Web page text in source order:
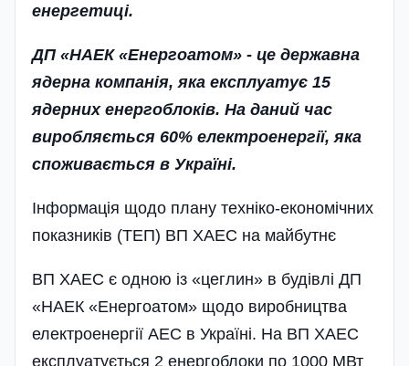
енергетиці.
ДП «НАЕК «Енергоатом» - це державна
ядерна компанія, яка експлуатує 15
ядерних енергоблоків. На даний час
виробляється 60% електроенергії, яка
споживається в Україні.
Інформація щодо плану техніко-економічних
показників (ТЕП) ВП ХАЕС на майбутнє
ВП ХАЕС є одною із «цеглин» в будівлі ДП
«НАЕК «Енергоатом» щодо виробництва
електроенергії АЕС в Україні. На ВП ХАЕС
експлуатується 2 енергоблоки по 1000 МВт